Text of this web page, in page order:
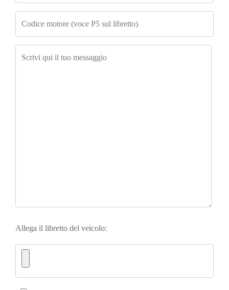
Allega il libretto del veicolo: